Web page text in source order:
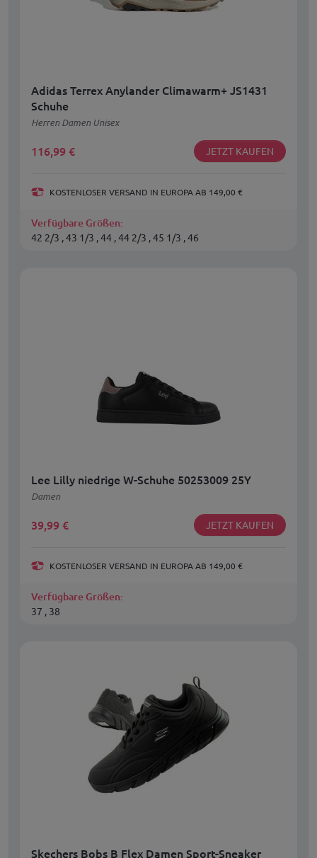
Adidas Terrex Anylander Climawarm+ JS1431
Schuhe
Herren Damen Unisex
116,99 € JETZT KAUFEN
KOSTENLOSER VERSAND IN EUROPA AB 149,00 €
Verfügbare Größen:
42 2/3 , 43 1/3 , 44 , 44 2/3 , 45 1/3 , 46
Lee Lilly niedrige W-Schuhe 50253009 25Y
Damen
39,99 € JETZT KAUFEN
KOSTENLOSER VERSAND IN EUROPA AB 149,00 €
Verfügbare Größen:
37 , 38
Skechers Bobs B Flex Damen Sport-Sneaker